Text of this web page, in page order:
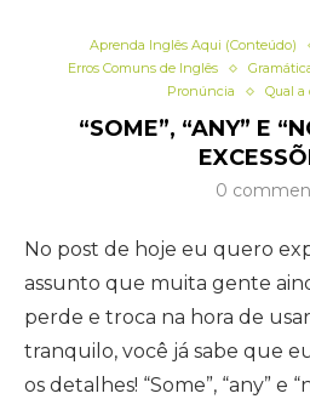
Aprenda Inglês Aqui (Conteúdo)
Erros Comuns de Inglês
Pronúncia
Qual a
“SOME”, “ANY” E
0
No post de hoje eu quero
assunto que muita gente
perde e troca na hora de
tranquilo, você já sabe que
os detalhes! “Some”, “any” e